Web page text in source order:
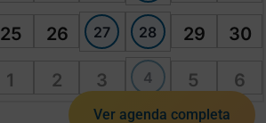
25 26 27 28 29 30
1 2 3 4 5 6
Ver agenda completa